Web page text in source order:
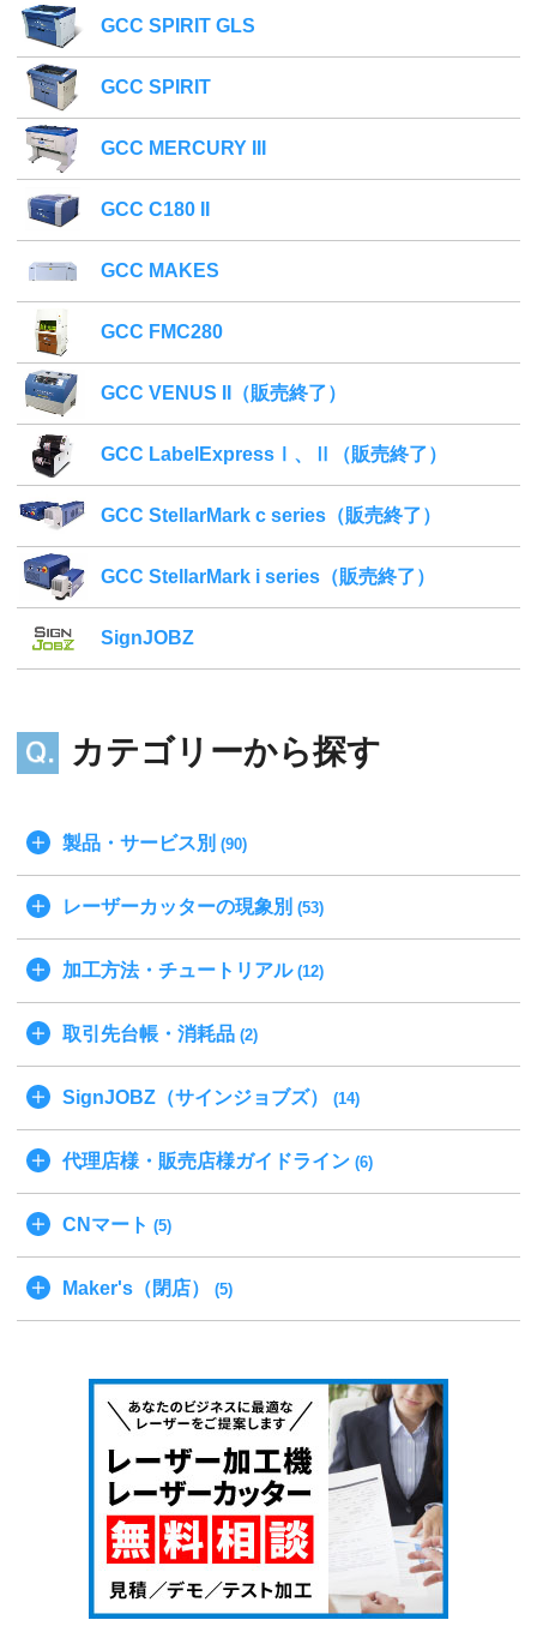
GCC SPIRIT GLS
GCC SPIRIT
GCC MERCURY III
GCC C180 II
GCC MAKES
GCC FMC280
GCC VENUS II（販売終了）
GCC LabelExpressⅠ、Ⅱ（販売終了）
GCC StellarMark c series（販売終了）
GCC StellarMark i series（販売終了）
SignJOBZ
カテゴリーから探す
製品・サービス別 (90)
レーザーカッターの現象別 (53)
加工方法・チュートリアル(12)
取引先台帳・消耗品 (2)
SignJOBZ（サインジョブズ） (14)
代理店様・販売店様ガイドライン (6)
CNマート (5)
Maker's（閉店） (5)